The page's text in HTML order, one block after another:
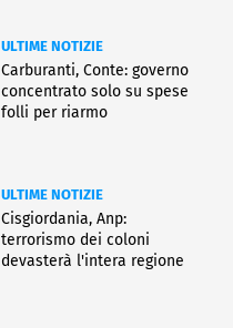
ULTIME NOTIZIE
Carburanti, Conte: governo
concentrato solo su spese
folli per riarmo
ULTIME NOTIZIE
Cisgiordania, Anp:
terrorismo dei coloni
devasterà l'intera regione